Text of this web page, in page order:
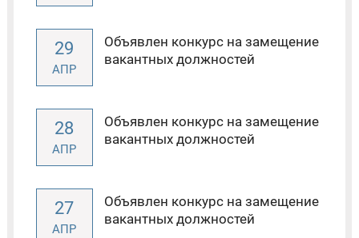
29
АПР
Объявлен конкурс на замещение
вакантных должностей
28
АПР
Объявлен конкурс на замещение
вакантных должностей
27
АПР
Объявлен конкурс на замещение
вакантных должностей